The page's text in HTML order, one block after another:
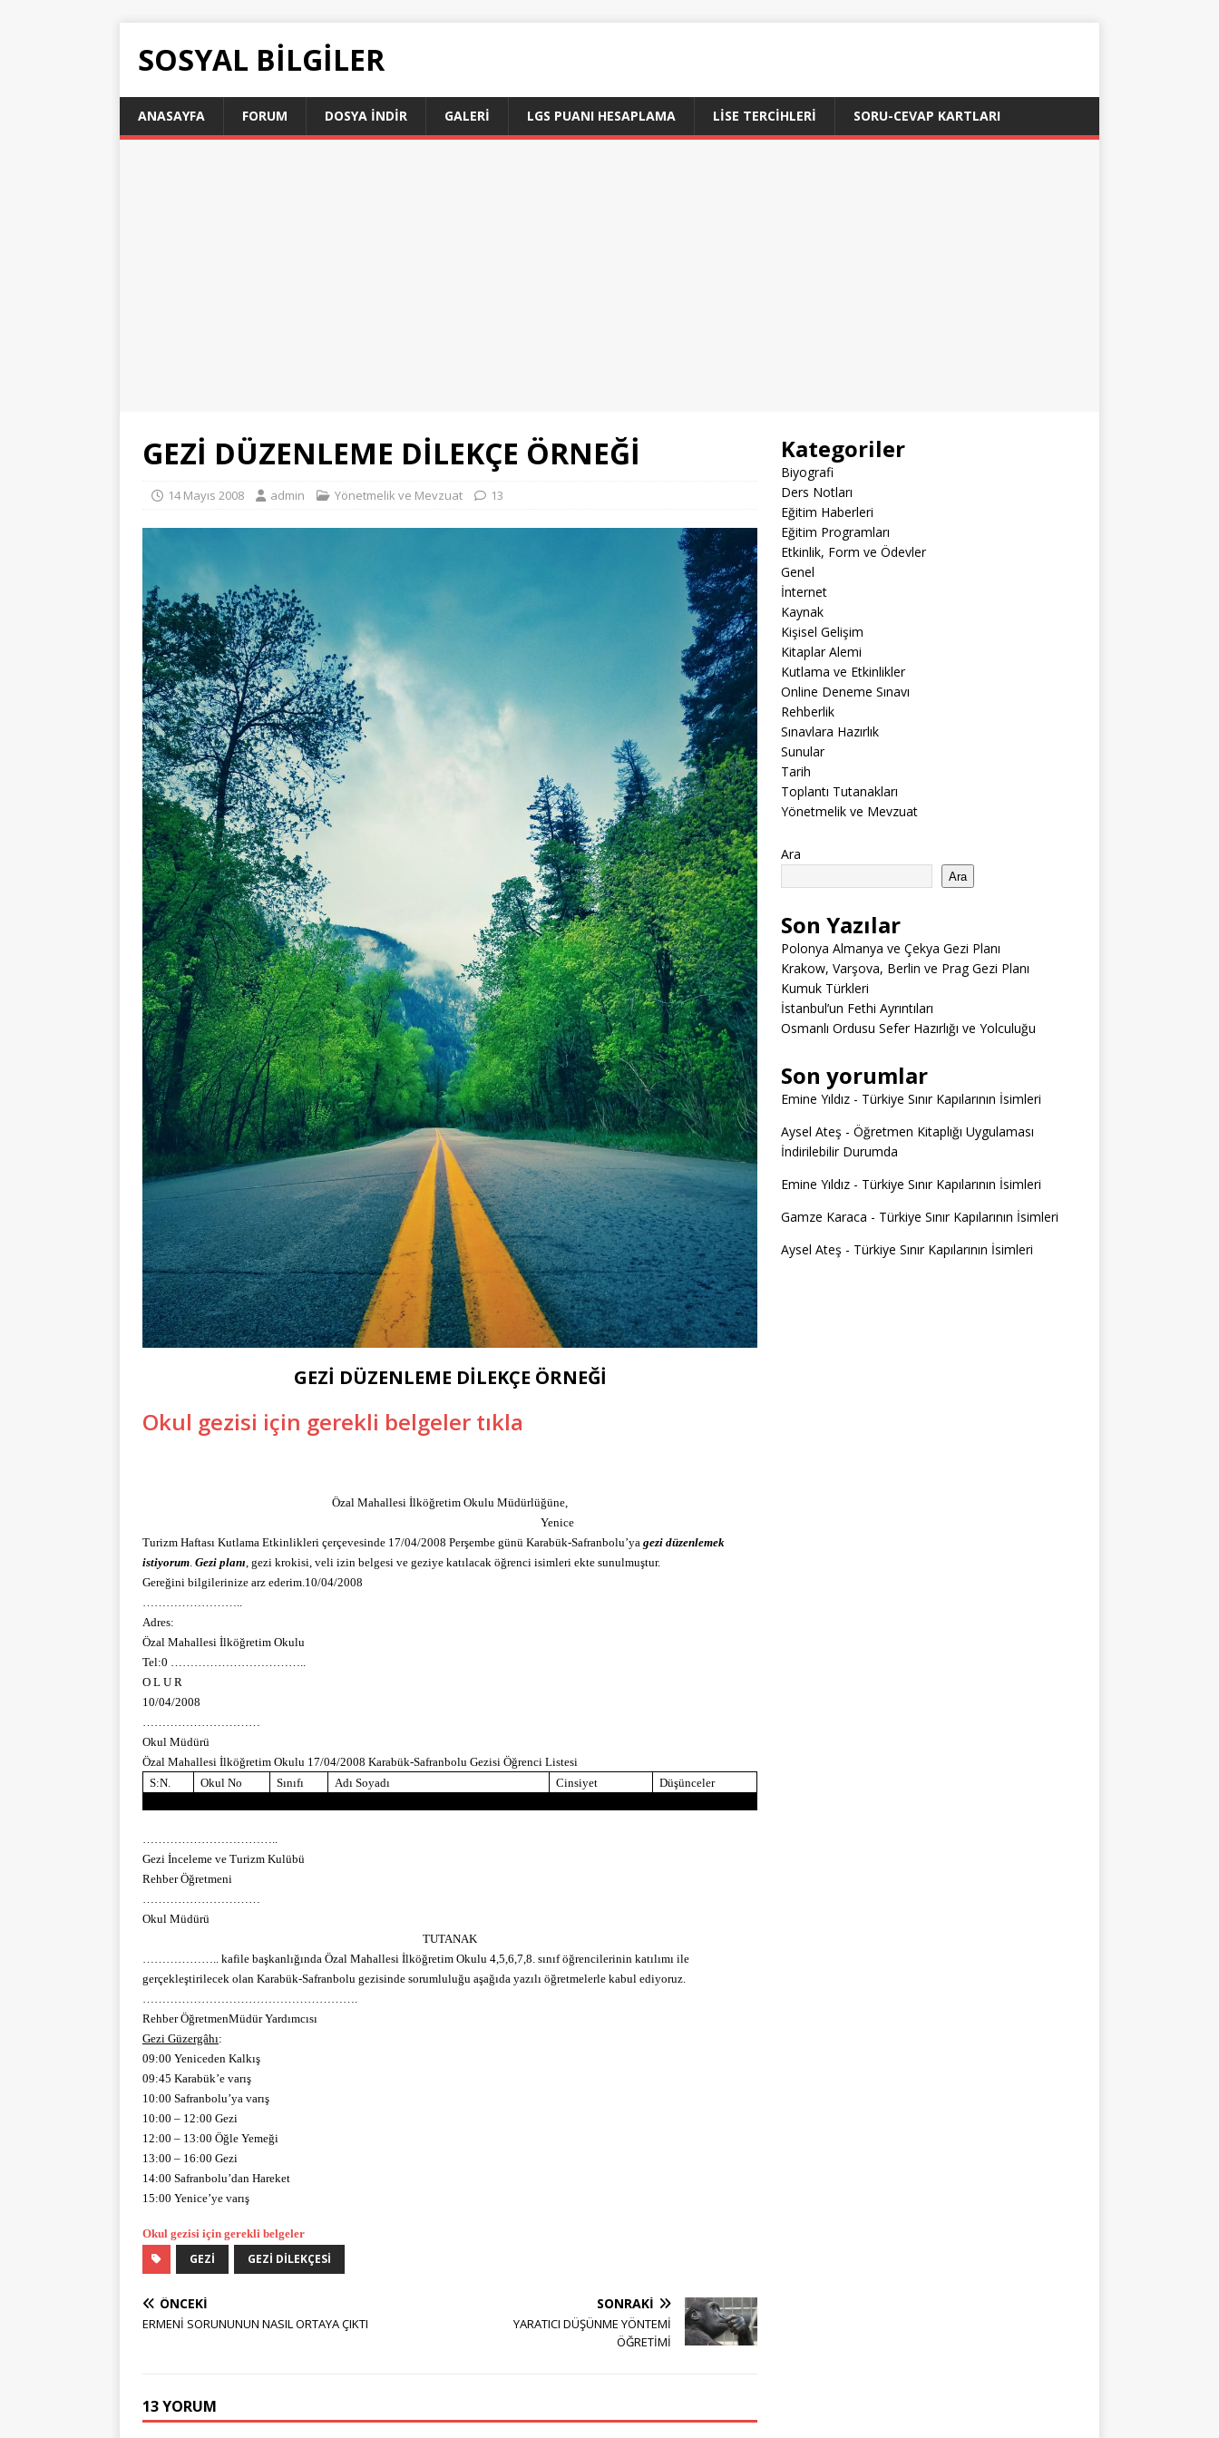
SOSYAL BILGILER
ANASAYFA FORUM DOSYA İNDIR GALERI LGS PUANI HESAPLAMA LİSE TERCİHLERİ SORU-CEVAP KARTLARI
GEZİ DÜZENLEME DİLEKÇE ÖRNEĞİ
14 Mayıs 2008 admin Yönetmelik ve Mevzuat 13
GEZİ DÜZENLEME DİLEKÇE ÖRNEĞİ
Okul gezisi için gerekli belgeler tıkla
Özal Mahallesi İlköğretim Okulu Müdürlüğüne,
Yenice
Turizm Haftası Kutlama Etkinlikleri çerçevesinde 17/04/2008 Perşembe günü Karabük-Safranbolu’ya gezi düzenlemek
istiyorum. Gezi planı, gezi krokisi, veli izin belgesi ve geziye katılacak öğrenci isimleri ekte sunulmuştur.
Gereğini bilgilerinize arz ederim.10/04/2008
……………………..
Adres:
Özal Mahallesi İlköğretim Okulu
Tel:0 ……………………………..
O L U R
10/04/2008
…………………………
Okul Müdürü
Özal Mahallesi İlköğretim Okulu 17/04/2008 Karabük-Safranbolu Gezisi Öğrenci Listesi
S:N.
Okul No Sınıfı Adı Soyadı Cinsiyet Düşünceler
……………………………..
Gezi İnceleme ve Turizm Kulübü
Rehber Öğretmeni
…………………………
Okul Müdürü
TUTANAK
……………….. kafile başkanlığında Özal Mahallesi İlköğretim Okulu 4,5,6,7,8. sınıf öğrencilerinin katılımı ile
gerçekleştirilecek olan Karabük-Safranbolu gezisinde sorumluluğu aşağıda yazılı öğretmelerle kabul ediyoruz.
……………………………………………….
Rehber ÖğretmenMüdür Yardımcısı
Gezi Güzergâhı:
09:00 Yeniceden Kalkış
09:45 Karabük’e varış
10:00 Safranbolu’ya varış
10:00 – 12:00 Gezi
12:00 – 13:00 Öğle Yemeği
13:00 – 16:00 Gezi
14:00 Safranbolu’dan Hareket
15:00 Yenice’ye varış
Okul gezisi için gerekli belgeler
GEZI GEZI DILEKÇESI
ÖNCEKI
ERMENİ SORUNUNUN NASIL ORTAYA ÇIKTI
SONRAKI
YARATICI DÜŞÜNME YÖNTEMİ
ÖĞRETİMİ
13 YORUM
Kategoriler
Biyografi
Ders Notları
Eğitim Haberleri
Eğitim Programları
Etkinlik, Form ve Ödevler
Genel
İnternet
Kaynak
Kişisel Gelişim
Kitaplar Alemi
Kutlama ve Etkinlikler
Online Deneme Sınavı
Rehberlik
Sınavlara Hazırlık
Sunular
Tarih
Toplantı Tutanakları
Yönetmelik ve Mevzuat
Ara
Ara
Son Yazılar
Polonya Almanya ve Çekya Gezi Planı
Krakow, Varşova, Berlin ve Prag Gezi Planı
Kumuk Türkleri
İstanbul’un Fethi Ayrıntıları
Osmanlı Ordusu Sefer Hazırlığı ve Yolculuğu
Son yorumlar
Emine Yıldız- Türkiye Sınır Kapılarının İsimleri
Aysel Ateş - Öğretmen Kitaplığı Uygulaması
İndirilebilir Durumda
Emine Yıldız- Türkiye Sınır Kapılarının İsimleri
Gamze Karaca - Türkiye Sınır Kapılarının İsimleri
Aysel Ateş - Türkiye Sınır Kapılarının İsimleri